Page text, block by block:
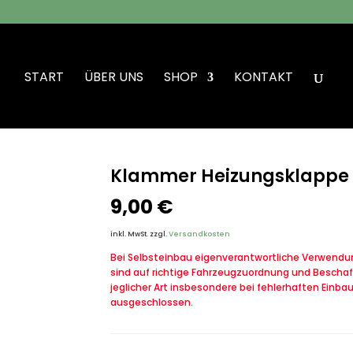
START ÜBER UNS SHOP KONTAKT
Klammer
9,00 €
inkl. MwSt. zzgl.Versandkosten
Bei Selbsteinbau eigenverantwortliche
sind auf richtige Fahrzeugzuordnung und
jeglicher Art insbesondere bei fehlerhaften
ausgeschlossen.